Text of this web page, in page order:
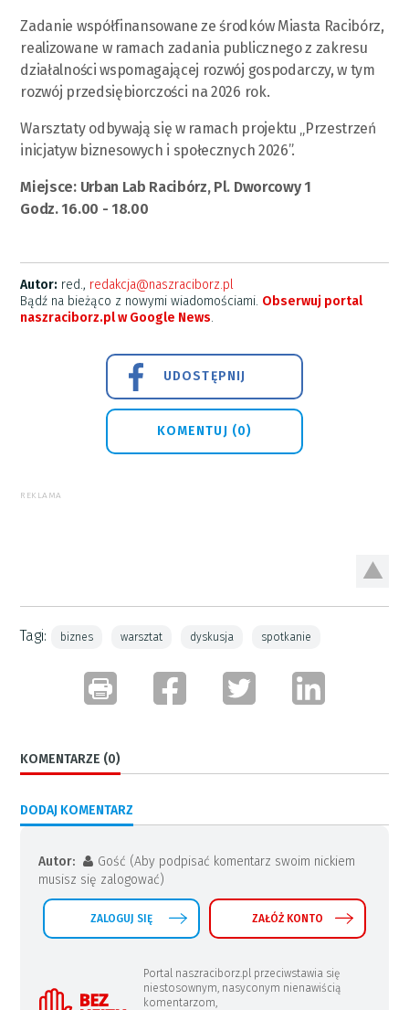
Zadanie współfinansowane ze środków Miasta Racibórz,
realizowane w ramach zadania publicznego z zakresu
działalności wspomagającej rozwój gospodarczy, w tym
rozwój przedsiębiorczości na 2026 rok.
Warsztaty odbywają się w ramach projektu „Przestrzeń
inicjatyw biznesowych i społecznych 2026”.
Miejsce: Urban Lab Racibórz, Pl. Dworcowy 1
Godz. 16.00 - 18.00
Autor: red., redakcja@naszraciborz.pl
Bądź na bieżąco z nowymi wiadomościami. Obserwuj portal
naszraciborz.pl w Google News.
UDOSTĘPNIJ
KOMENTUJ (0)
REKLAMA
Tagi: biznes warsztat dyskusja spotkanie
KOMENTARZE (0)
DODAJ KOMENTARZ
Autor:
Gość (Aby podpisać komentarz swoim nickiem
musisz się zalogować)
ZALOGUJ SIĘ ZAŁÓŻ KONTO
Portal naszraciborz.pl przeciwstawia się
niestosownym, nasyconym nienawiścią
komentarzom,